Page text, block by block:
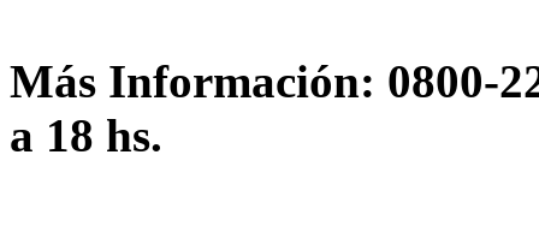
Más Información: 0800-
a 18 hs.